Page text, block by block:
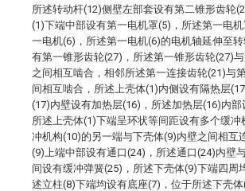
所述转动杆(12)侧壁左部套设有第二锥形齿轮
(1)下端中部设有第一电机罩(5)，所述第一电
一电机(6)，所述第一电机(6)的电机轴延伸至
有第一锥形齿轮(27)，所述第一锥形齿轮(27)
之间相互啮合，相邻所述第一连接齿轮(21)与
间相互啮合，所述上壳体(1)内侧设有隔热层
(17)内壁设有加热层(16)，所述加热层(16)内部
所述上壳体(1)下端呈环状等间距设有多个缓冲
冲机构(10)的另一端与下壳体(9)内壁之间相互
(9)上端中部设有通口(24)，所述通口(24)内壁
间设有缓冲弹簧(25)，所述下壳体(9)下端四周
述立柱(8)下端均设有底座(7)，位于所述下壳